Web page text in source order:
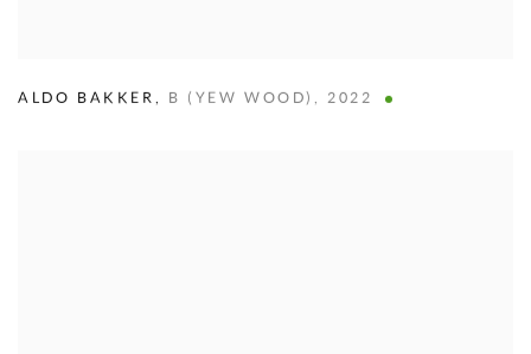
ALDO BAKKER , B (YEW WOOD) ,2022